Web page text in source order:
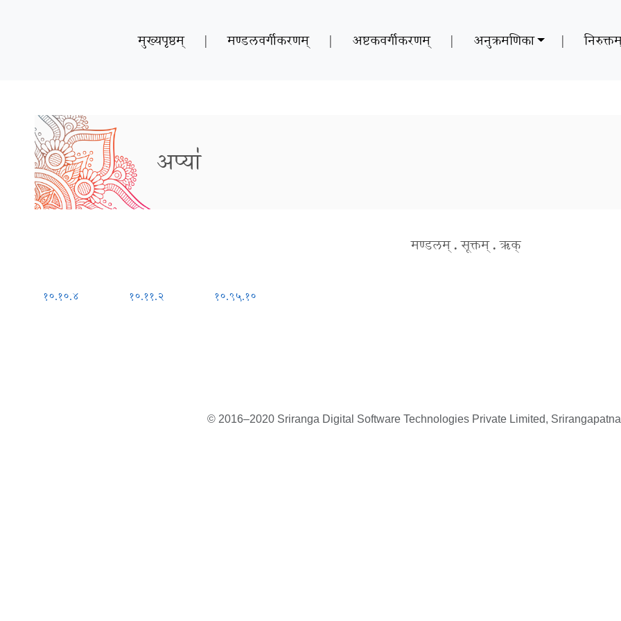
मुख्यपृष्ठम् | मण्डलवर्गीकरणम् | अष्टकवर्गीकरणम् | अनुक्रमणिका |
अप्या॑
मण्डलम् . सूक्तम् . ऋक्
१०.१०.४ १०.११.२ १०.९५.१०
© 2016–2020 Sriranga Digital Software Technologies Private Limited,